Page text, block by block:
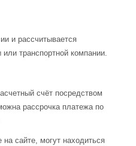
и рассчитывается
транспортной компании.
счёт посредством
рассрочка платежа по
сайте, могут находиться